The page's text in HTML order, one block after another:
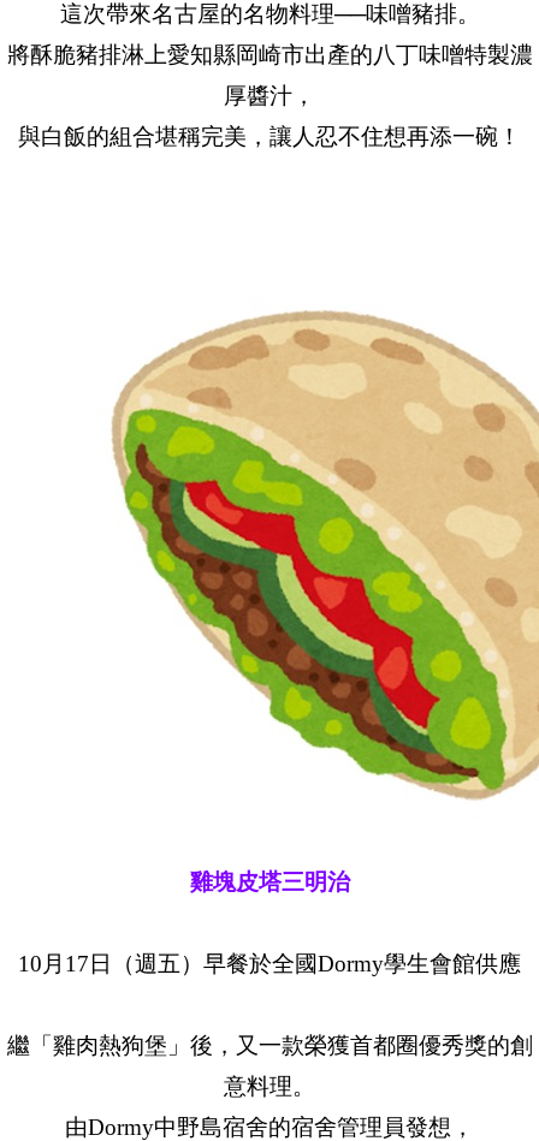
這次帶來名古屋的名物料理──味噌豬排。
將酥脆豬排淋上愛知縣岡崎市出產的八丁味噌特製濃
厚醬汁，
與白飯的組合堪稱完美，讓人忍不住想再添一碗！
雞塊皮塔三明治
10月17日（週五）早餐於全國Dormy學生會館供應
繼「雞肉熱狗堡」後，又一款榮獲首都圈優秀獎的創
意料理。
由Dormy中野島宿舍的宿舍管理員發想，